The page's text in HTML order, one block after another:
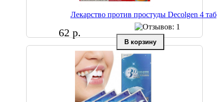
Лекарство против простуды Decolgen 4 таб
62 р.